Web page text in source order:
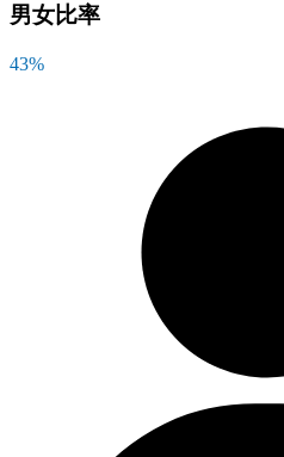
男女比率
43%